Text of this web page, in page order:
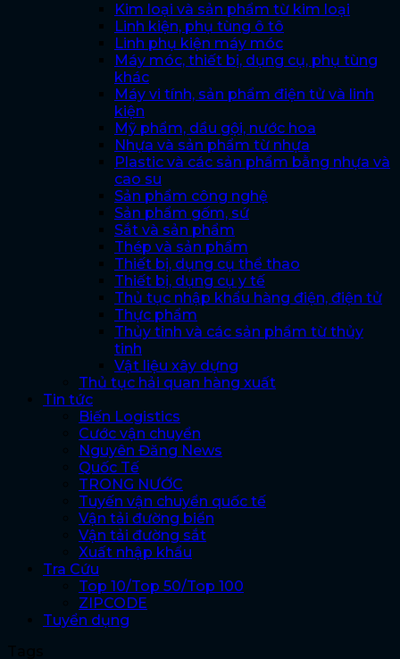
Kim loại và sản phẩm từ kim loại
Linh kiện, phụ tùng ô tô
Linh phụ kiện máy móc
Máy móc, thiết bị, dụng cụ, phụ tùng
khác
Máy vi tính, sản phẩm điện tử và linh
kiện
Mỹ phẩm, dầu gội, nước hoa
Nhựa và sản phẩm từ nhựa
Plastic và các sản phẩm bằng nhựa và
cao su
Sản phẩm công nghệ
Sản phẩm gốm, sứ
Sắt và sản phẩm
Thép và sản phẩm
Thiết bị, dụng cụ thể thao
Thiết bị, dụng cụ y tế
Thủ tục nhập khẩu hàng điện, điện tử
Thực phẩm
Thủy tinh và các sản phẩm từ thủy
tinh
Vật liệu xây dựng
Thủ tục hải quan hàng xuất
Tin tức
Biến Logistics
Cước vận chuyển
Nguyên Đăng News
Quốc Tế
TRONG NƯỚC
Tuyến vận chuyển quốc tế
Vận tải đường biển
Vận tải đường sắt
Xuất nhập khẩu
Tra Cứu
Top 10/Top 50/Top 100
ZIPCODE
Tuyển dụng